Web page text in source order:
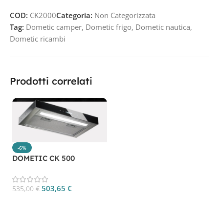
COD: CK2000Categoria: Non Categorizzata
Tag: Dometic camper, Dometic frigo, Dometic nautica,
Dometic ricambi
Prodotti correlati
-6%
DOMETIC CK 500
535,00€ 503,65 €